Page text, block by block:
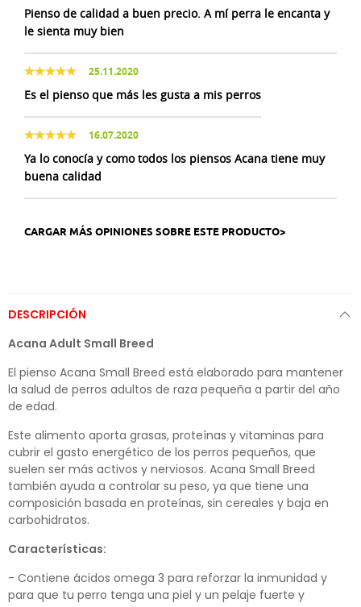
Pienso de calidad a buen precio. A mí perra le encanta y
le sienta muy bien
25.11.2020
Es el pienso que más les gusta a mis perros
16.07.2020
Ya lo conocía y como todos los piensos Acana tiene muy
buena calidad
CARGAR MÁS OPINIONES SOBRE ESTE PRODUCTO>
DESCRIPCIÓN
Acana Adult Small Breed
El pienso Acana Small Breed está elaborado para mantener
la salud de perros adultos de raza pequeña a partir del año
de edad.
Este alimento aporta grasas, proteínas y vitaminas para
cubrir el gasto energético de los perros pequeños, que
suelen ser más activos y nerviosos. Acana Small Breed
también ayuda a controlar su peso, ya que tiene una
composición basada en proteínas, sin cereales y baja en
carbohidratos.
Características:
- Contiene ácidos omega 3 para reforzar la inmunidad y
para que tu perro tenga una piel y un pelaje fuerte y